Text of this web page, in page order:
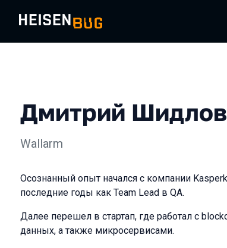
Дмитрий
Wallarm
Осознанный опыт начался с компании
последние годы как Team Lead в QA.
Далее перешел в стартап, где работал с
данных, а также микросервисами.